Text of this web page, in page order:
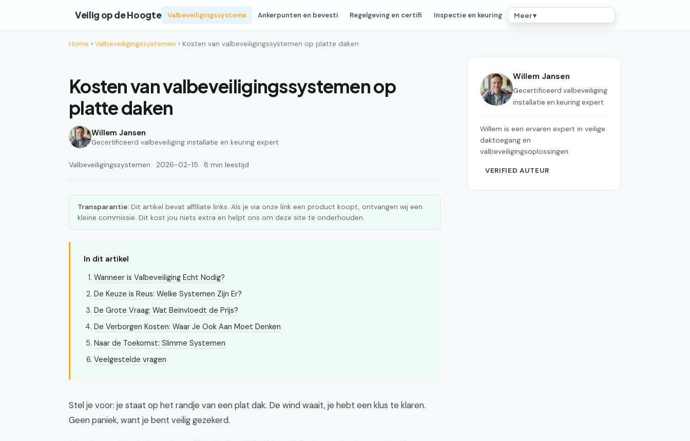
Veilig op de Hoogte Valbeveiligingssysteme Ankerpunten en bevesti Regelgeving en certifi Inspectie en keuring Meer ▾
Home › Valbeveiligingssystemen › Kosten van valbeveiligingssystemen op platte daken
Kosten van valbeveiligingssystemen op
platte daken
Willem Jansen
Gecertificeerd valbeveiliging installatie en keuring expert
Valbeveiligingssystemen · 2026-02-15 · 8 min leestijd
Transparantie: Dit artikel bevat affiliate links. Als je via onze link een product koopt, ontvangen wij een
kleine commissie. Dit kost jou niets extra en helpt ons om deze site te onderhouden.
In dit artikel
Wanneer is Valbeveiliging Echt Nodig?
De Keuze is Reus: Welke Systemen Zijn Er?
De Grote Vraag: Wat Beïnvloedt de Prijs?
De Verborgen Kosten: Waar Je Ook Aan Moet Denken
Naar de Toekomst: Slimme Systemen
Veelgestelde vragen
Stel je voor: je staat op het randje van een plat dak. De wind waait, je hebt een klus te klaren.
Geen paniek, want je bent veilig gezekerd.
Willem Jansen
Gecertificeerd valbeveiliging
installatie en keuring expert
Willem is een ervaren expert in veilige
daktoegang en
valbeveiligingsoplossingen.
VERIFIED AUTEUR